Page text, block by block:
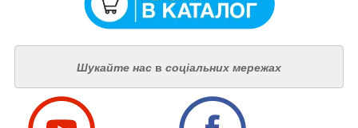
Шукайте нас в соціальних мережах